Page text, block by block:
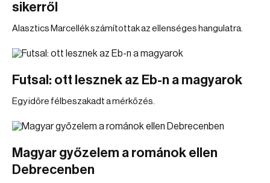
sikerről
Alasztics Marcellék számítottak az ellenséges hangulatra.
Futsal: ott lesznek az Eb-n a magyarok
Egy időre félbeszakadt a mérkőzés.
Magyar győzelem a románok ellen
Debrecenben